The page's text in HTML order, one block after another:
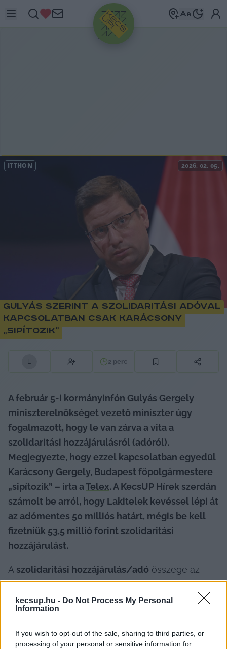
kecsup.hu - Do Not Process My Personal
Information
If you wish to opt-out of the sale, sharing to third parties, or
processing of your personal or sensitive information for
HIRDETÉS
ITTHON 2026. 02. 05.
Gulyás szerint a szolidaritási adóval
kapcsolatban csak Karácsony
„sipítozik”
L 2 perc
A február 5-i kormányinfón Gulyás Gergely
miniszterelnökséget vezető miniszter úgy
fogalmazott, hogy le van zárva a vita a
szolidaritási hozzájárulásról (adóról).
Megjegyezte, hogy ezzel kapcsolatban egyedül
Karácsony Gergely, Budapest főpolgármestere
„sipítozik” – írta a Telex. A KecsUP Hírek szerdán
számolt be arról, hogy Lakitelek kevéssel lépi át
az adómentes 50 milliós határt, mégis be kell
fizetniük 53,5 millió forint szolidaritási
hozzájárulást.
A szolidaritási hozzájárulás/adó összege az
évek során Kecskeméten is drámaian nőtt,
számos közgyűlésen élénk vita bontakozott ki
ezzel kapcsolatosan korábban. Míg 2020-ban 1,4
milliárd forintot fizetett a város, addig 2025-ben
már 6,7 milliárdot, 2026-ra pedig a kötelezettség